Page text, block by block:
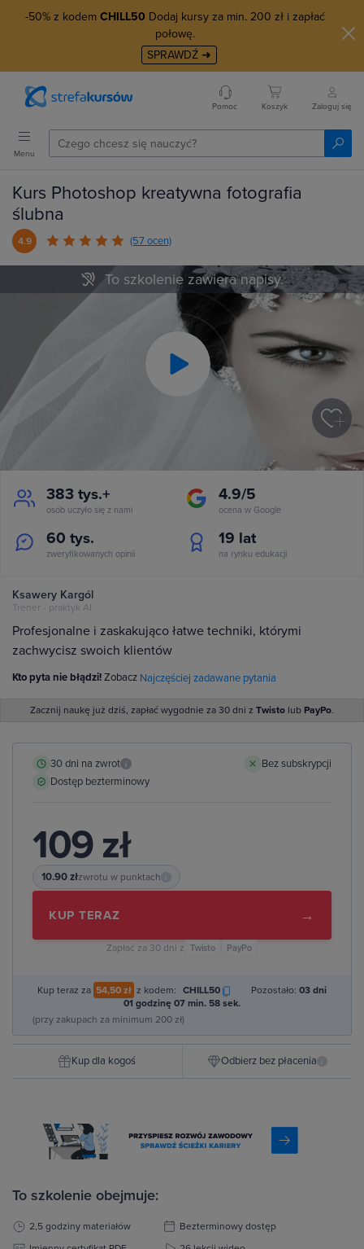
-50% z kodem CHILL50 Dodaj kursy za min. 200 zł i zapłać
połowę.
SPRAWDŹ ➜
Pomoc Koszyk Zaloguj się
Menu
Kurs Photoshop kreatywna fotografia
ślubna
4.9 (57 ocen)
Play
To szkolenie zawiera napisy.
383 tys.+
osób uczyło się z nami
4.9/5
ocena w Google
60 tys.
zweryfikowanych opinii
19 lat
na rynku edukacji
Ksawery Kargól
Trener - praktyk AI
Profesjonalne i zaskakująco łatwe techniki, którymi
zachwycisz swoich klientów
Kto pyta nie błądzi!Zobacz Najczęściej zadawane pytania
Zacznij naukę już dziś, zapłać wygodnie za 30 dni z Twisto lub PayPo.
30 dni na zwrot i
Bez subskrypcji
Dostęp bezterminowy
109 zł
10.90 złzwrotu w punktach
KUP TERAZ →
Zapłać za 30 dni z Twisto PayPo
Kup teraz za 54,50 zł z kodem: CHILL50 Pozostało: 03 dni
01 godzinę 07 min. 57 sek.
(przy zakupach za minimum 200 zł)
Kup dla kogoś Odbierz bez płacenia i
To szkolenie obejmuje:
2,5 godziny materiałów
Bezterminowy dostęp